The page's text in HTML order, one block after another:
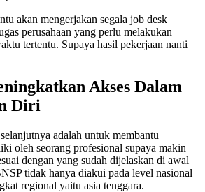
akan mengerjakan segala job desk
perusahaan yang perlu melakukan
tertentu. Supaya hasil pekerjaan nanti
Akses Dalam
Diri
adalah untuk membantu
oleh seorang profesional supaya makin
dengan yang sudah dijelaskan di awal
tidak hanya diakui pada level nasional
regional yaitu asia tenggara.